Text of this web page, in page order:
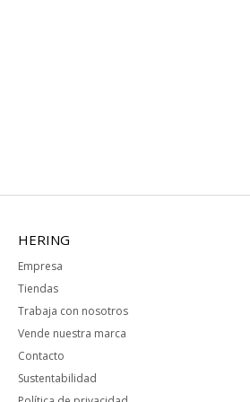
HERING
Empresa
Tiendas
Trabaja con nosotros
Vende nuestra marca
Contacto
Sustentabilidad